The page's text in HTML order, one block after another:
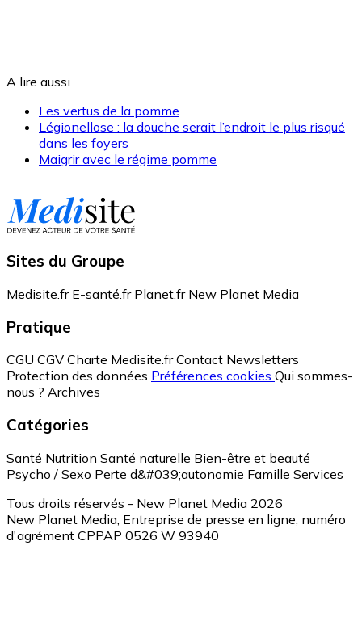
A lire aussi
Les vertus de la pomme
Légionellose : la douche serait l’endroit le plus risqué
dans les foyers
Maigrir avec le régime pomme
Sites du Groupe
Medisite.fr E-santé.fr Planet.fr New Planet Media
Pratique
CGU CGV Charte Medisite.fr Contact Newsletters
Protection des données Préférences cookies Qui sommes-
nous ? Archives
Catégories
Santé Nutrition Santé naturelle Bien-être et beauté
Psycho / Sexo Perte d&#039;autonomie Famille Services
Tous droits réservés - New Planet Media 2026
New Planet Media, Entreprise de presse en ligne, numéro
d'agrément CPPAP 0526 W 93940